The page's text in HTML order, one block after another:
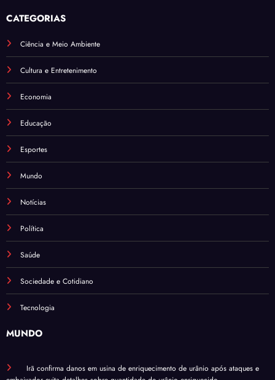
CATEGORIAS
Ciência e Meio Ambiente
Cultura e Entretenimento
Economia
Educação
Esportes
Mundo
Notícias
Política
Saúde
Sociedade e Cotidiano
Tecnologia
MUNDO
Irã confirma danos em usina de enriquecimento de urânio após ataques e